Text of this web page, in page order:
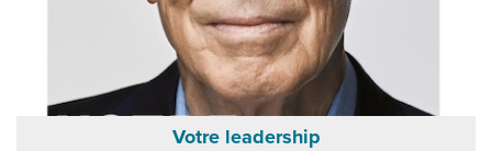
Votre leadership